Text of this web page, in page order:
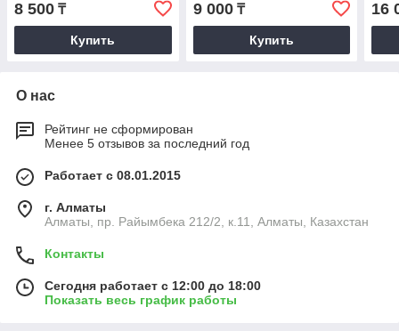
8 500 ₸
Купить
9 000₸
Купить
16
О нас
Рейтинг не сформирован
Менее 5 отзывов за последний год
Работает с 08.01.2015
г. Алматы
Алматы, пр. Райымбека 212/2, к.11, Алматы, Казахстан
Контакты
Сегодня работает с 12:00 до 18:00
Показать весь график работы